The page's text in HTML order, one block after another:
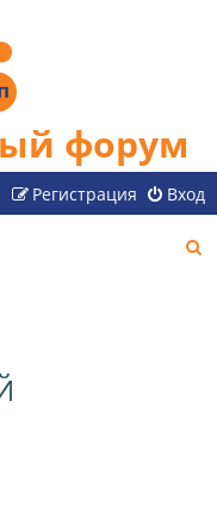
форум
Вход
Регистрация